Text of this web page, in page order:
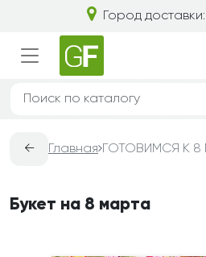
Город доставки:
← Главная ГОТОВИМСЯ К 8
Букет на 8 марта